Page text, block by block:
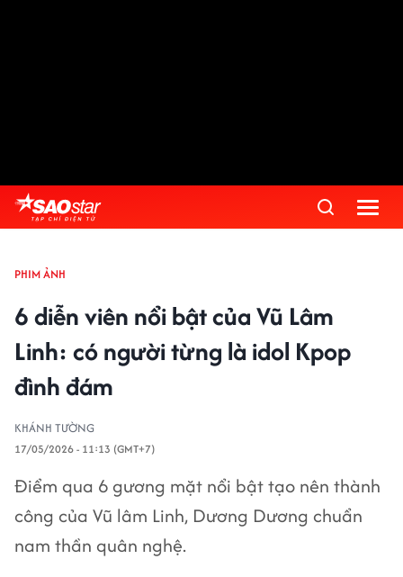
PHIM ẢNH
6 diễn viên nổi bật của Vũ Lâm
Linh: có người từng là idol Kpop
đình đám
KHÁNH TƯỜNG
17/05/2026 - 11:13 (GMT+7)
Điểm qua 6 gương mặt nổi bật tạo nên thành
công của Vũ lâm Linh, Dương Dương chuẩn
nam thần quân nghệ.